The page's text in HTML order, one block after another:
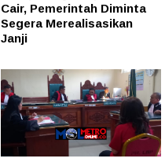
Cair, Pemerintah Diminta
Segera Merealisasikan
Janji